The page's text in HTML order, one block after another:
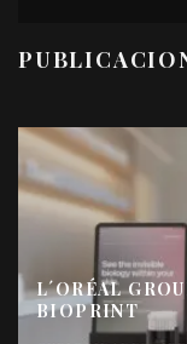
L´ORÉAL
BIOPRINT